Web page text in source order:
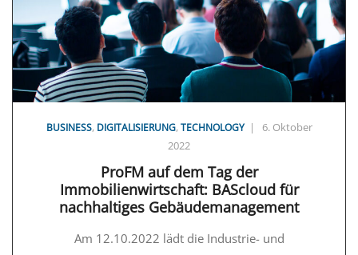
BUSINESS, DIGITALISIERUNG,TECHNOLOGY| 6. Oktober
2022
ProFM auf dem Tag der
Immobilienwirtschaft: BAScloud für
nachhaltiges Gebäudemanagement
Am 12.10.2022 lädt die Industrie- und